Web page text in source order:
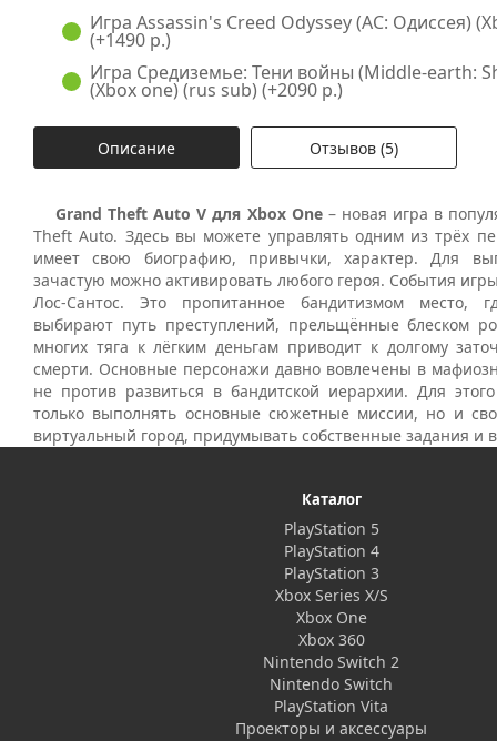
Игра Assassin's Creed Odyssey (AC: Одиссея)
(+1490 р.)
Игра Средиземье: Тени войны (Middle-earth:
(Xbox one) (rus sub) (+2090 р.)
Описание Отзывов (5)
Grand Theft Auto V для Xbox One– новая игра в
Theft Auto. Здесь вы можете управлять одним из трёх
имеет свою биографию, привычки, характер. Для
зачастую можно активировать любого героя. События
Лос-Сантос. Это пропитанное бандитизмом место,
выбирают путь преступлений, прельщённые блеском
многих тяга к лёгким деньгам приводит к долгому
смерти. Основные персонажи давно вовлечены в
не против развиться в бандитской иерархии. Для
только выполнять основные сюжетные миссии, но и
виртуальный город, придумывать собственные задания и
Каталог
PlayStation 5
PlayStation 4
PlayStation 3
Xbox Series X/S
Xbox One
Xbox 360
Nintendo Switch 2
Nintendo Switch
PlayStation Vita
Проекторы и аксессуары